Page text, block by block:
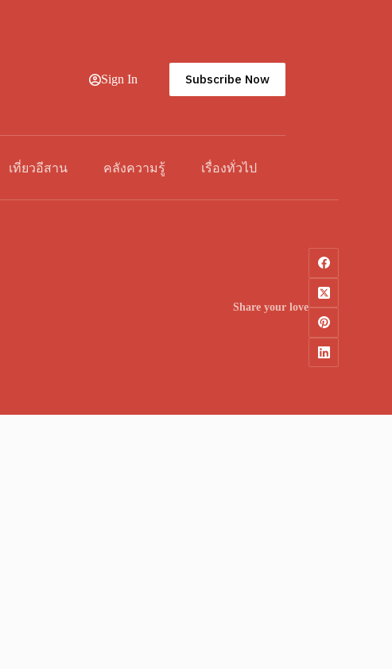
Sign In Subscribe Now
เที่ยวอีสาน คลังความรู้ เรื่องทั่วไป
Share your love